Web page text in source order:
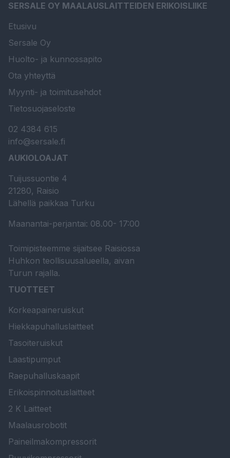
SERSALE OY MAALAUSLAITTEIDEN ERIKOISLIIKE
Etusivu
Sersale Oy
Huolto- ja kunnossapito
Ota yhteyttä
Myynti- ja toimitusehdot
Tietosuojaseloste
02 4384 615
info@sersale.fi
AUKIOLOAJAT
Tuijussuontie 4
21280, Raisio
Lähellä paikkaa Turku
Maanantai-perjantai: 08.00- 17:00
Toimipisteemme sijaitsee Raisiossa
Huhkon teollisuusalueella, aivan
Turun rajalla.
TUOTTEET
Korkeapaineruiskut
Hiekkapuhalluslaitteet
Tasoiteruiskut
Laastipumput
Raepuhalluskaapit
Erikoispinnoituslaitteet
2 K Laitteet
Maalausrobotit
Paineilmakompressorit